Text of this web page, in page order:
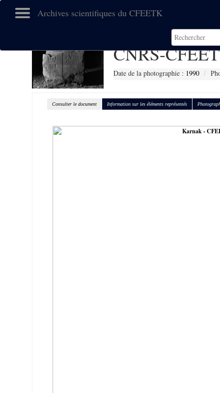
Archives scientifiques du CFEETK
CNRS-
Date de la photographie : 1990
Consulter le document Information sur les éléments représentés